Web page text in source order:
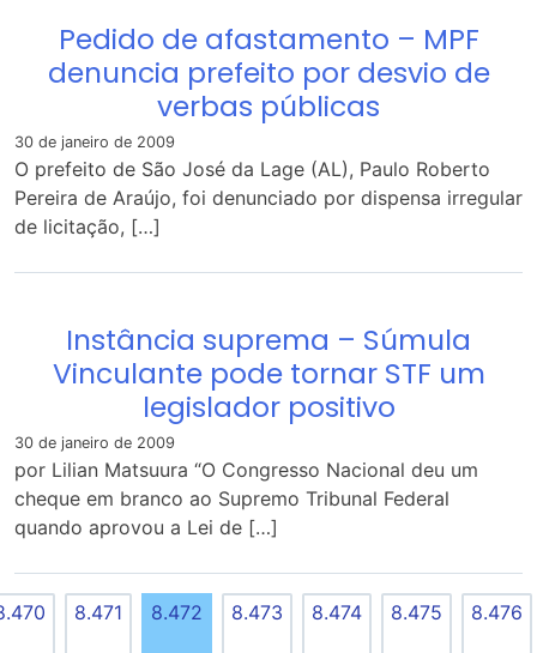
Pedido de afastamento – MPF
denuncia prefeito por desvio de
verbas públicas
30 de janeiro de 2009
O prefeito de São José da Lage (AL), Paulo Roberto
Pereira de Araújo, foi denunciado por dispensa irregular
de licitação, […]
Instância suprema – Súmula
Vinculante pode tornar STF um
legislador positivo
30 de janeiro de 2009
por Lilian Matsuura “O Congresso Nacional deu um
cheque em branco ao Supremo Tribunal Federal
quando aprovou a Lei de […]
8.471 8.472 8.473 8.474 8.475 8.476